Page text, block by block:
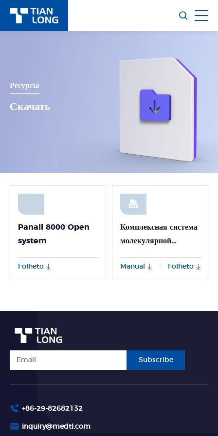
Ресурсы
Скачать
Panall 8000 Open
system
Folheto
Комплексная система
молекулярной
8000
Manual Folheto
Subscribe
+86-29-82682132
inquiry@medtl.com